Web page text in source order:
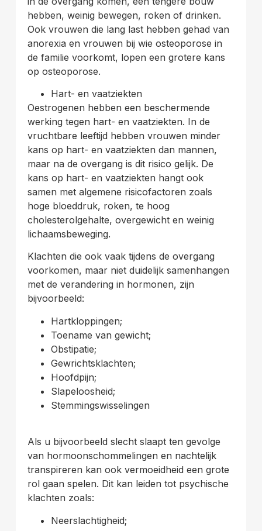
hebben, weinig bewegen, roken of drinken.
Ook vrouwen die lang last hebben gehad van
anorexia en vrouwen bij wie osteoporose in
de familie voorkomt, lopen een grotere kans
op osteoporose.
Hart- en vaatziekten
Oestrogenen hebben een beschermende
werking tegen hart- en vaatziekten. In de
vruchtbare leeftijd hebben vrouwen minder
kans op hart- en vaatziekten dan mannen,
maar na de overgang is dit risico gelijk. De
kans op hart- en vaatziekten hangt ook
samen met algemene risicofactoren zoals
hoge bloeddruk, roken, te hoog
cholesterolgehalte, overgewicht en weinig
lichaamsbeweging.
Klachten die ook vaak tijdens de overgang
voorkomen, maar niet duidelijk samenhangen
met de verandering in hormonen, zijn
bijvoorbeeld:
Hartkloppingen;
Toename van gewicht;
Obstipatie;
Gewrichtsklachten;
Hoofdpijn;
Slapeloosheid;
Stemmingswisselingen
Als u bijvoorbeeld slecht slaapt ten gevolge
van hormoonschommelingen en nachtelijk
transpireren kan ook vermoeidheid een grote
rol gaan spelen. Dit kan leiden tot psychische
klachten zoals:
Neerslachtigheid;